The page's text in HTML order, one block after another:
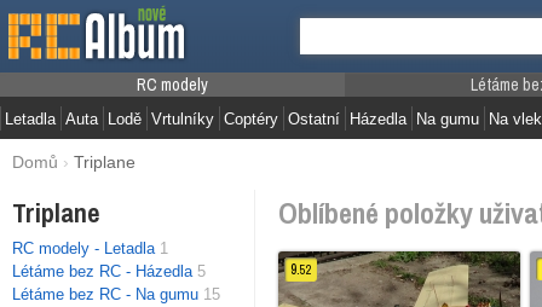
RC modely
Letadla Auta Lodě Vrtulníky Coptéry Ostatní
Létáme
Házedla Na gumu Na vlek
Domů › Triplane
Triplane
RC modely - Letadla 1
Létáme bez RC - Házedla 5
Létáme bez RC - Na gumu 15
Oblíbené položky
9.52